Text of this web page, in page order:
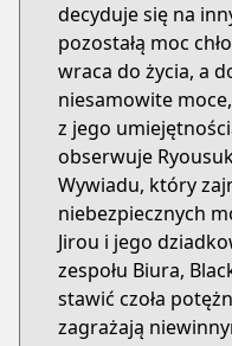
decyduje się na
pozostałą moc
wraca do życia, a
niesamowite
z jego
obserwuje
Wywiadu, który
niebezpiecznych
Jirou i jego
zespołu Biura,
stawić czoła
zagrażają